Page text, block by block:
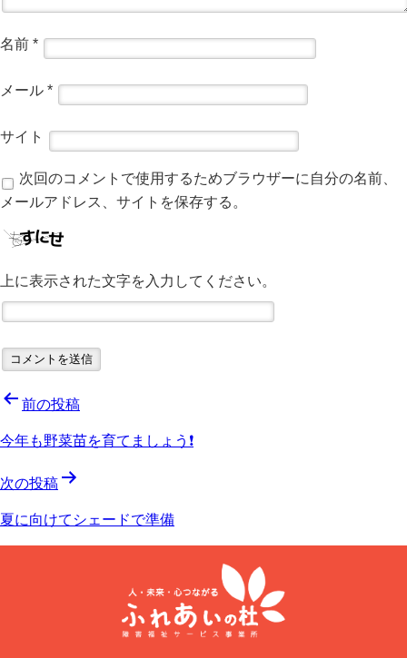
名前 *
メール *
サイト
次回のコメントで使用するためブラウザーに自分の名前、
メールアドレス、サイトを保存する。
上に表示された文字を入力してください。
投
稿
前の投稿
今年も野菜苗を育てましょう❗️
次の投稿
夏に向けてシェードで準備